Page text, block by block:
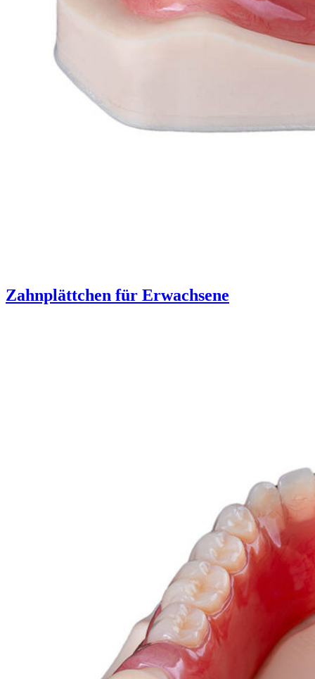
Zahnplättchen für Erwachsene